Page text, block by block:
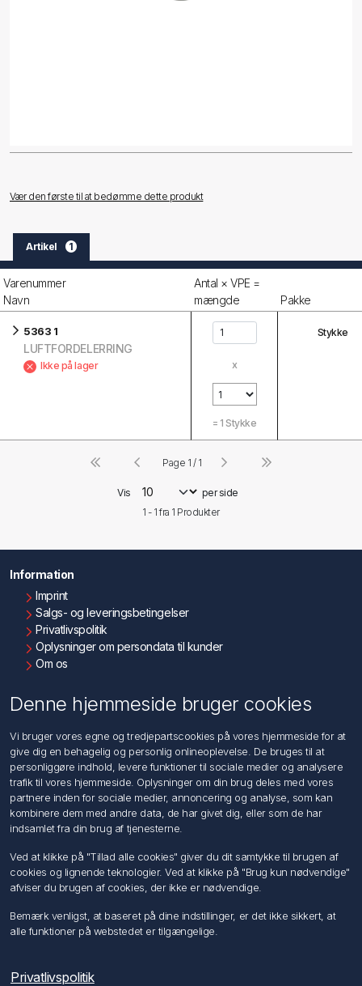
Vær den første til at bedømme dette produkt
Artikel 1
Varenummer
Navn
Antal × VPE =
mængde
Pakke
5363 1
LUFTFORDELERRING
Ikke på lager x
= 1 Stykke
Stykke
Vis
per side
1 - 1 fra 1 Produkter
Page 1 / 1
Information
Imprint
Salgs- og leveringsbetingelser
Privatlivspolitik
Oplysninger om persondata til kunder
Om os
Søg
Min konto
Min konto
Ordrer
Adresser
Ansøg om Sælger konto
Følg os
Denne hjemmeside bruger cookies
Vi bruger vores egne og tredjepartscookies på vores hjemmeside for at
give dig en behagelig og personlig onlineoplevelse. De bruges til at
personliggøre indhold, levere funktioner til sociale medier og analysere
trafik til vores hjemmeside. Oplysninger om din brug deles med vores
partnere inden for sociale medier, annoncering og analyse, som kan
kombinere dem med andre data, de har givet dig, eller som de har
indsamlet fra din brug af tjenesterne.
Ved at klikke på "Tillad alle cookies" giver du dit samtykke til brugen af
cookies og lignende teknologier. Ved at klikke på "Brug kun nødvendige"
afviser du brugen af cookies, der ikke er nødvendige.
Bemærk venligst, at baseret på dine indstillinger, er det ikke sikkert, at
alle funktioner på webstedet er tilgængelige.
Privatlivspolitik